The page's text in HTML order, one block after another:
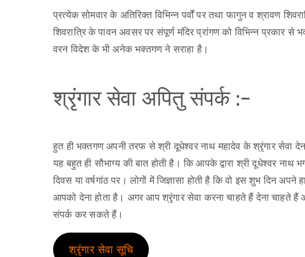
प्रत्येक सोमवार के अतिरिक्त विभिन्न पर्वों पर तथा फागुन व श्रावण
शिवरात्रि के पावन अवसर पर संपूर्ण मंदिर प्रांगण को विभिन्न प्रकार से
वरन विदेश के भी अनेक भक्तगण ने सराहा है।
श्रृंगार सेवा अपितु संपर्क :-
हुत ही भक्तगण अपनी तरफ से श्री दूधेश्वर नाथ महादेव के श्रृंगार सेवा
यह बहुत ही सौभाग्य की बात होती है। कि आपके द्वारा श्री दूधेश्वर
दिवस या वर्षगांठ पर। लोगों में जिज्ञासा होती है कि वो इस शुभ दिन
आपको देना होता है। अगर आप श्रृंगार सेवा करना चाहते हैं देना चाहते
संपर्क कर सकते हैं।
श्रृंगार सेवा सूचि